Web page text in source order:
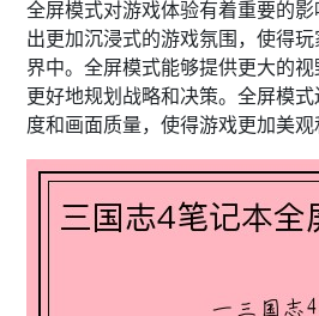
全屏模式对游戏体验有着重要的
出更加沉浸式的游戏氛围，使得
界中。全屏模式能够提供更大的
更好地规划战略和决策。全屏模
度和画面质量，使得游戏更加美观